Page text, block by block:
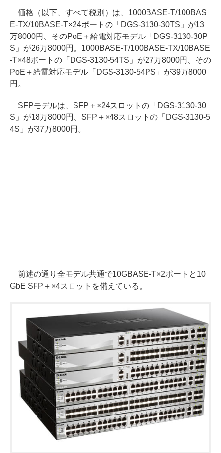
価格（以下、すべて税別）は、1000BASE-T/100BAS
E-TX/10BASE-T×24ポートの「DGS-3130-30TS」が13
万8000円、そのPoE＋給電対応モデル「DGS-3130-30P
S」が26万8000円。1000BASE-T/100BASE-TX/10BASE
-T×48ポートの「DGS-3130-54TS」が27万8000円、その
PoE＋給電対応モデル「DGS-3130-54PS」が39万8000
円。
SFPモデルは、SFP＋×24スロットの「DGS-3130-30
S」が18万8000円、SFP＋×48スロットの「DGS-3130-5
4S」が37万8000円。
前述の通り全モデル共通で10GBASE-T×2ポートと10
GbE SFP＋×4スロットを備えている。